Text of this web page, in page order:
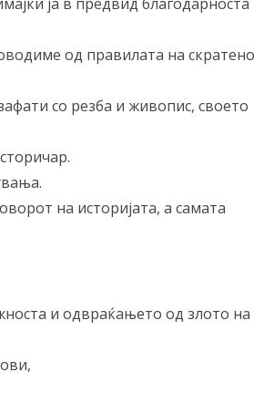
од правилата на скратено
со резба и живопис, своето
на историјата, а самата
и одвраќањето од злото на